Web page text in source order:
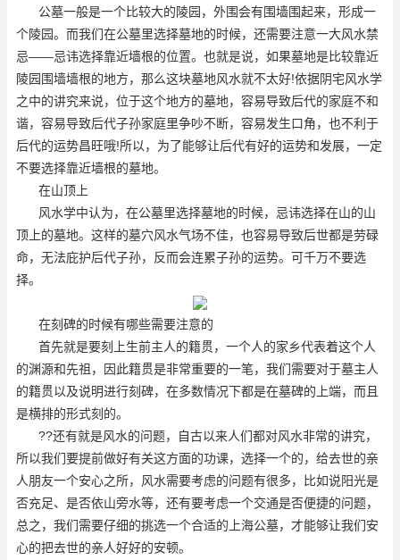
公墓一般是一个比较大的陵园，外围会有围墙围起来，形成一
个陵园。而我们在公墓里选择墓地的时候，还需要注意一大风水禁
忌——忌讳选择靠近墙根的位置。也就是说，如果墓地是比较靠近
陵园围墙墙根的地方，那么这块墓地风水就不太好!依据阴宅风水学
之中的讲究来说，位于这个地方的墓地，容易导致后代的家庭不和
谐，容易导致后代子孙家庭里争吵不断，容易发生口角，也不利于
后代的运势昌旺哦!所以，为了能够让后代有好的运势和发展，一定
不要选择靠近墙根的墓地。
在山顶上
风水学中认为，在公墓里选择墓地的时候，忌讳选择在山的山
顶上的墓地。这样的墓穴风水气场不佳，也容易导致后世都是劳碌
命，无法庇护后代子孙，反而会连累子孙的运势。可千万不要选
择。
在刻碑的时候有哪些需要注意的
首先就是要刻上生前主人的籍贯，一个人的家乡代表着这个人
的渊源和先祖，因此籍贯是非常重要的一笔，我们需要对于墓主人
的籍贯以及说明进行刻碑，在多数情况下都是在墓碑的上端，而且
是横排的形式刻的。
??还有就是风水的问题，自古以来人们都对风水非常的讲究，
所以我们要提前做好有关这方面的功课，选择一个的，给去世的亲
人朋友一个安心之所，风水需要考虑的问题有很多，比如说阳光是
否充足、是否依山旁水等，还有要考虑一个交通是否便捷的问题，
总之，我们需要仔细的挑选一个合适的上海公墓，才能够让我们安
心的把去世的亲人好好的安顿。